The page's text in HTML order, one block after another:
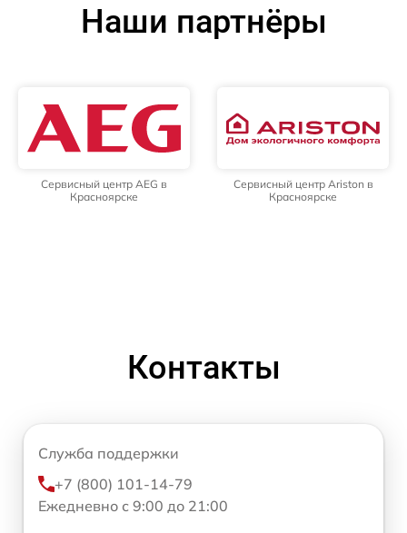
Наши партнёры
Сервисный центр AEG в
Красноярске
Сервисный центр Ariston в
Красноярске
Контакты
Служба поддержки
+7 (800) 101-14-79
Ежедневно с 9:00 до 21:00